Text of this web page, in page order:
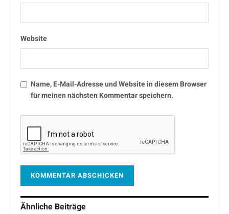
Website
Name, E-Mail-Adresse und Website in diesem Browser
für meinen nächsten Kommentar speichern.
Ähnliche Beiträge